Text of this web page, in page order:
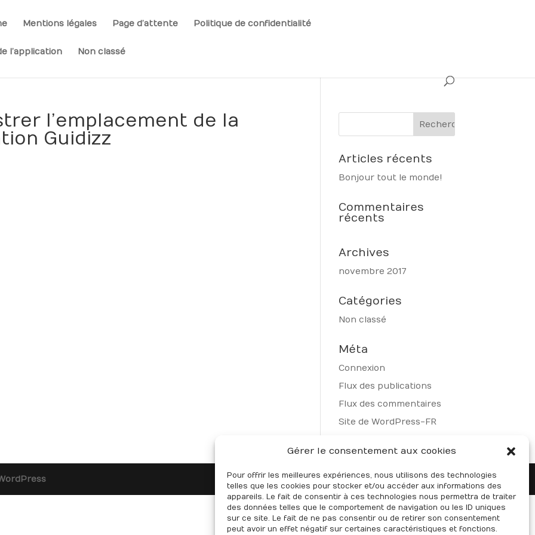
Gérer le consentement aux cookies
Pour offrir les meilleures expériences, nous utilisons des technologies
telles que les cookies pour stocker et/ou accéder aux informations des
appareils. Le fait de consentir à ces technologies nous permettra de traiter
des données telles que le comportement de navigation ou les ID uniques
sur ce site. Le fait de ne pas consentir ou de retirer son consentement
peut avoir un effet négatif sur certaines caractéristiques et fonctions.
Mentions légales Page d’attente Politique de confidentialité
l’application Non classé
l’emplacement de la
Guidizz
Articles récents
Bonjour tout le monde !
Commentaires
récents
Archives
novembre 2017
Catégories
Non classé
Méta
Connexion
Flux des publications
Flux des commentaires
Site de WordPress-FR